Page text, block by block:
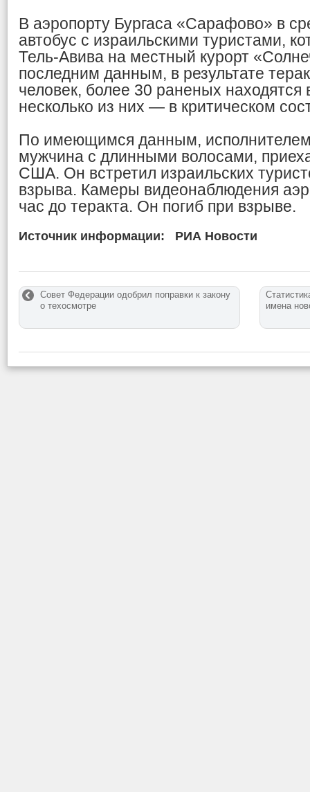
В аэропорту Бургаса «Сарафово» в
автобус с израильскими туристами,
Тель-Авива на местный курорт
последним данным, в результате
человек, более 30 раненых находятся
несколько из них — в критическом
По имеющимся данным, исполнителем
мужчина с длинными волосами,
США. Он встретил израильских
взрыва. Камеры видеонаблюдения
час до теракта. Он погиб при взрыве.
Источник информации: РИА Новости
Совет Федерации одобрил поправки к закону
о техосмотре
имена